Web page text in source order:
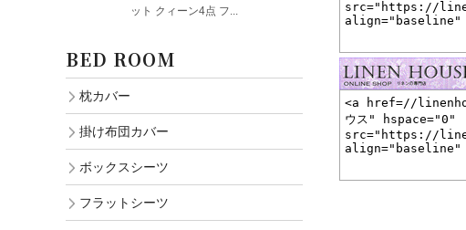
BED ROOM
枕カバー
掛け布団カバー
ボックスシーツ
フラットシーツ